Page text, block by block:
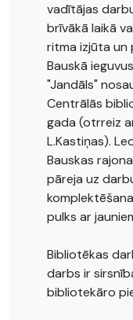
vadītājas
brīvākā laikā
ritma izjūta un
Bauskā
"Jandāls"
Centrālās
gada (otrreiz
L.Kastiņas).
Bauskas
pāreja uz
pulks ar
Bibliotēkas
darbs ir
bibliotekāro